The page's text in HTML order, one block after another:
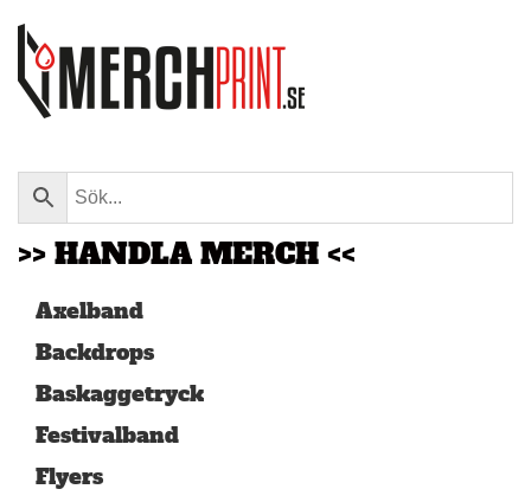
Skip to main content
>> HANDLA MERCH <<
Axelband
Backdrops
Baskaggetryck
Festivalband
Flyers